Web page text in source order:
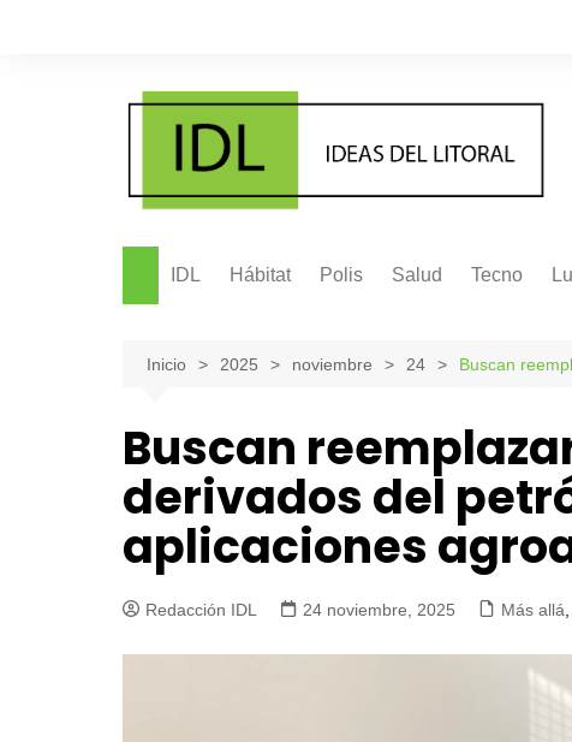
IDL Hábitat Polis Salud Tecno
Inicio 2025 noviembre 24 Buscan
Buscan
derivados del
aplicaciones
Redacción IDL 24 noviembre, 2025 Más allá,